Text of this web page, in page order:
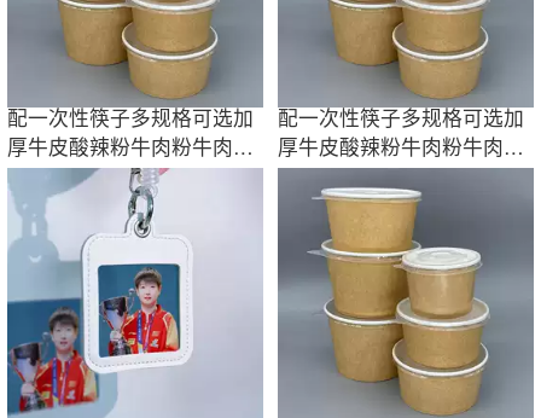
配一次性筷子多规格可选加
厚牛皮酸辣粉牛肉粉牛肉汤
米线拌面纸碗
配一次性筷子多规格可选加
厚牛皮酸辣粉牛肉粉牛肉汤
米线拌面纸碗